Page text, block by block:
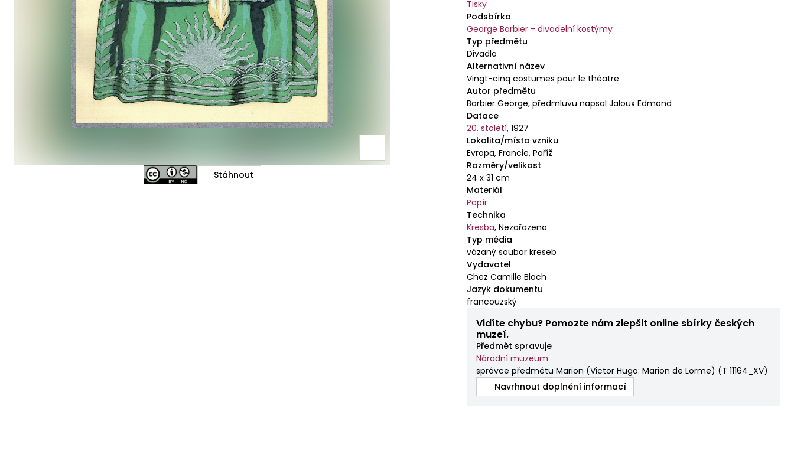
Tisky
Podsbírka
George Barbier - divadelní kostýmy
Typ předmětu
Divadlo
Alternativní název
Vingt-cinq costumes pour le théatre
Autor předmětu
Barbier George, předmluvu napsal Jaloux Edmond
Datace
20. století,1927
Lokalita/místo vzniku
Evropa, Francie, Paříž
Rozměry/velikost
24 x 31 cm
Materiál
Papír
Technika
Kresba,Nezařazeno
Typ média
vázaný soubor kreseb
Vydavatel
Chez Camille Bloch
Jazyk dokumentu
francouzský
Vidíte chybu? Pomozte nám zlepšit online sbírky českých
muzeí.
Předmět spravuje
Národní muzeum
správce předmětu Marion (Victor Hugo: Marion de Lorme) (T 11164_XV)
Navrhnout doplnění informací
Stáhnout